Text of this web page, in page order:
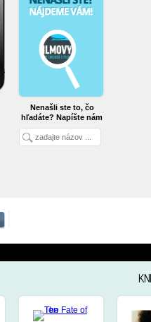
Nenašli ste to, čo
hľadáte? Napíšte nám